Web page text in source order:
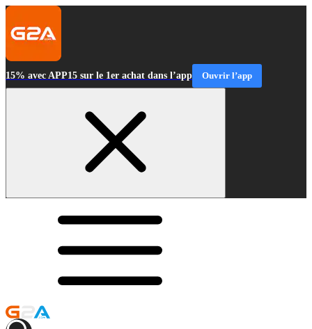
15% avec APP15 sur le 1er achat dans l’app Ouvrir l’app